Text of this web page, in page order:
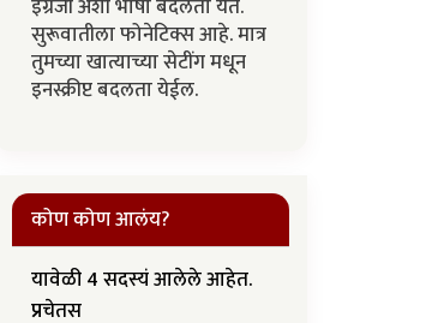
इंग्रजी अशी भाषा बदलता येते.
सुरूवातीला फोनेटिक्स आहे. मात्र
तुमच्या खात्याच्या सेटींग मधून
इनस्क्रीप्ट बदलता येईल.
कोण कोण आलंय?
यावेळी 4 सदस्यं आलेले आहेत.
प्रचेतस